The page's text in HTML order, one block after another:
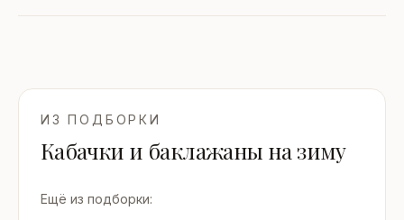
ИЗ ПОДБОРКИ
Кабачки и баклажаны на зиму
Ещё из подборки: